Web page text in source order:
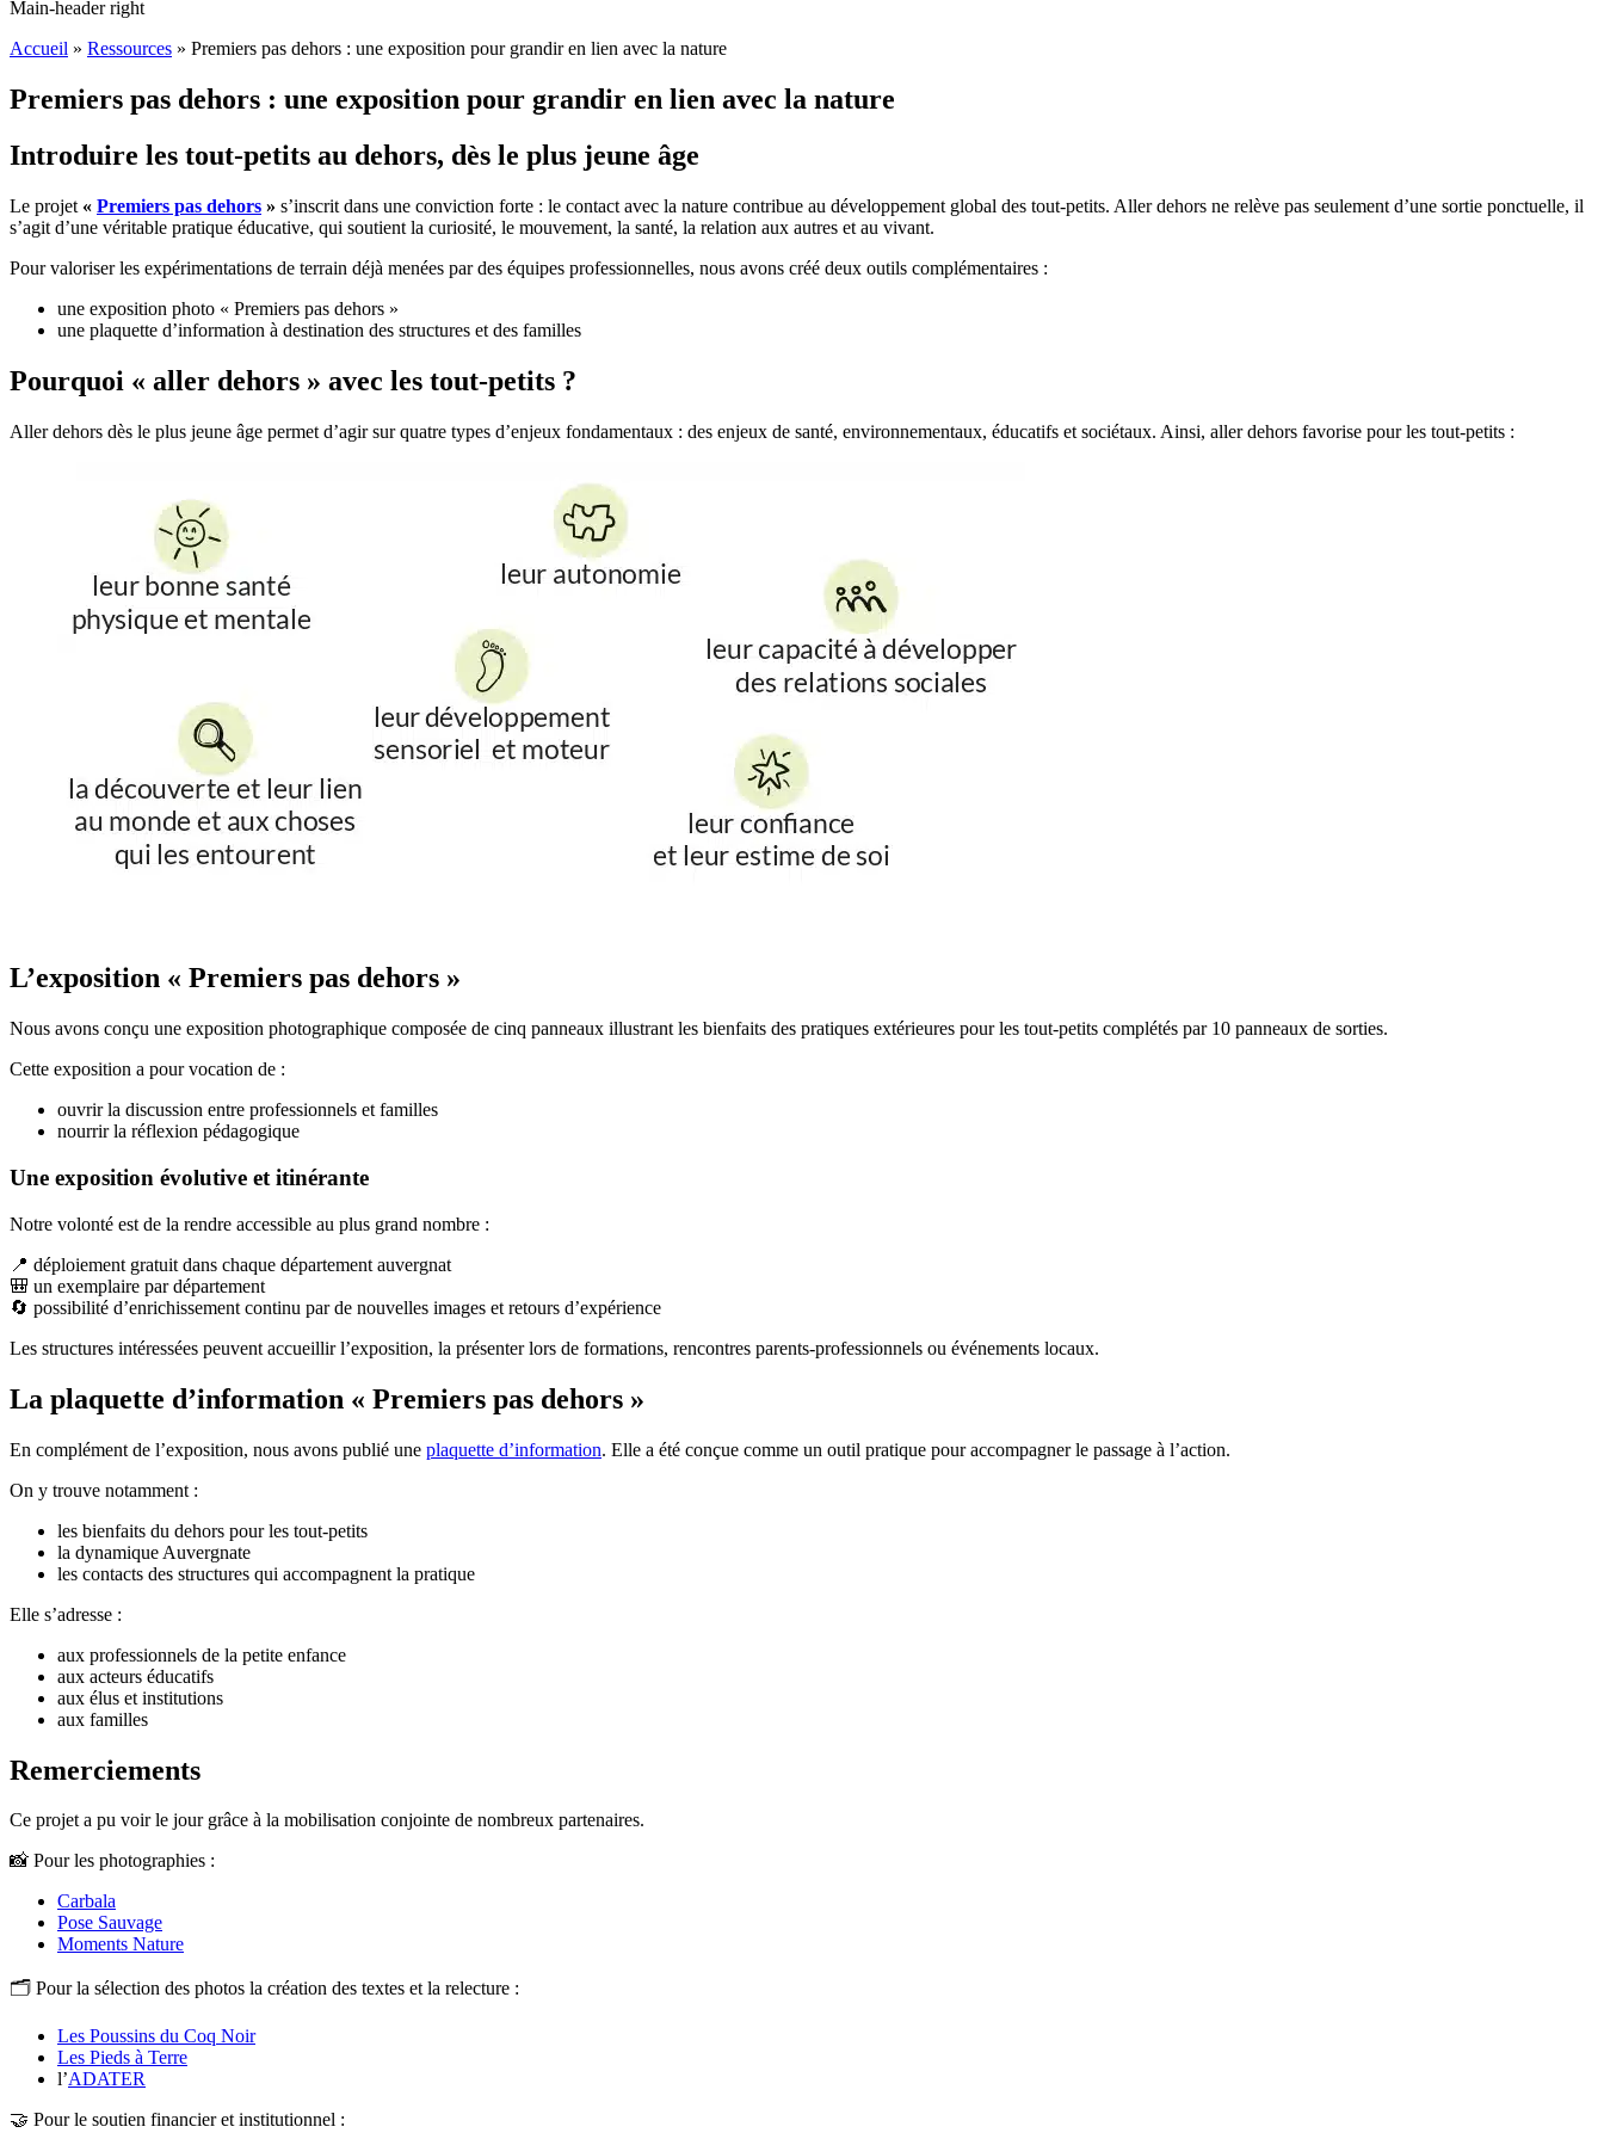
Main-header right
Accueil » Ressources » Premiers pas dehors : une exposition pour grandir en lien avec la nature
Premiers pas dehors : une exposition pour grandir en lien avec la nature
Introduire les tout-petits au dehors, dès le plus jeune âge
Le projet « Premiers pas dehors » s’inscrit dans une conviction forte : le contact avec la nature contribue au développement global des tout-petits. Aller dehors ne relève pas seulement d’une sortie ponctuelle, il
s’agit d’une véritable pratique éducative, qui soutient la curiosité, le mouvement, la santé, la relation aux autres et au vivant.
Pour valoriser les expérimentations de terrain déjà menées par des équipes professionnelles, nous avons créé deux outils complémentaires :
une exposition photo « Premiers pas dehors »
une plaquette d’information à destination des structures et des familles
Pourquoi « aller dehors » avec les tout-petits ?
Aller dehors dès le plus jeune âge permet d’agir sur quatre types d’enjeux fondamentaux : des enjeux de santé, environnementaux, éducatifs et sociétaux. Ainsi, aller dehors favorise pour les tout-petits :
L’exposition « Premiers pas dehors »
Nous avons conçu une exposition photographique composée de cinq panneaux illustrant les bienfaits des pratiques extérieures pour les tout-petits complétés par 10 panneaux de sorties.
Cette exposition a pour vocation de :
ouvrir la discussion entre professionnels et familles
nourrir la réflexion pédagogique
Une exposition évolutive et itinérante
Notre volonté est de la rendre accessible au plus grand nombre :
📍 déploiement gratuit dans chaque département auvergnat
🎒 un exemplaire par département
🔄 possibilité d’enrichissement continu par de nouvelles images et retours d’expérience
Les structures intéressées peuvent accueillir l’exposition, la présenter lors de formations, rencontres parents-professionnels ou événements locaux.
La plaquette d’information « Premiers pas dehors »
En complément de l’exposition, nous avons publié une plaquette d’information. Elle a été conçue comme un outil pratique pour accompagner le passage à l’action.
On y trouve notamment :
les bienfaits du dehors pour les tout-petits
la dynamique Auvergnate
les contacts des structures qui accompagnent la pratique
Elle s’adresse :
aux professionnels de la petite enfance
aux acteurs éducatifs
aux élus et institutions
aux familles
Remerciements
Ce projet a pu voir le jour grâce à la mobilisation conjointe de nombreux partenaires.
📸 Pour les photographies :
Carbala
Pose Sauvage
Moments Nature
🗂 Pour la sélection des photos la création des textes et la relecture :
Les Poussins du Coq Noir
Les Pieds à Terre
l’ADATER
🤝 Pour le soutien financier et institutionnel :